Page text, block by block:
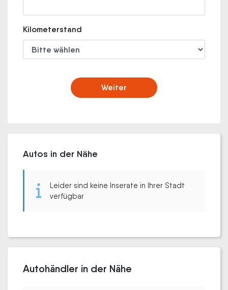
Kilometerstand
Weiter
Autos in der Nähe
Leider sind keine Inserate in Ihrer Stadt
verfügbar
Autohändler in der Nähe